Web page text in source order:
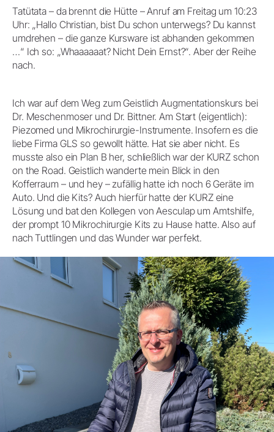
Tatütata – da brennt die Hütte – Anruf am Freitag um 10:23
Uhr: „Hallo Christian, bist Du schon unterwegs? Du kannst
umdrehen – die ganze Kursware ist abhanden gekommen
…“ Ich so: „Whaaaaaat? Nicht Dein Ernst?“. Aber der Reihe
nach.
Ich war auf dem Weg zum Geistlich Augmentationskurs bei
Dr. Meschenmoser und Dr. Bittner. Am Start (eigentlich):
Piezomed und Mikrochirurgie-Instrumente. Insofern es die
liebe Firma GLS so gewollt hätte. Hat sie aber nicht. Es
musste also ein Plan B her, schließlich war der KURZ schon
on the Road. Geistlich wanderte mein Blick in den
Kofferraum – und hey – zufällig hatte ich noch 6 Geräte im
Auto. Und die Kits? Auch hierfür hatte der KURZ eine
Lösung und bat den Kollegen von Aesculap um Amtshilfe,
der prompt 10 Mikrochirurgie Kits zu Hause hatte. Also auf
nach Tuttlingen und das Wunder war perfekt.